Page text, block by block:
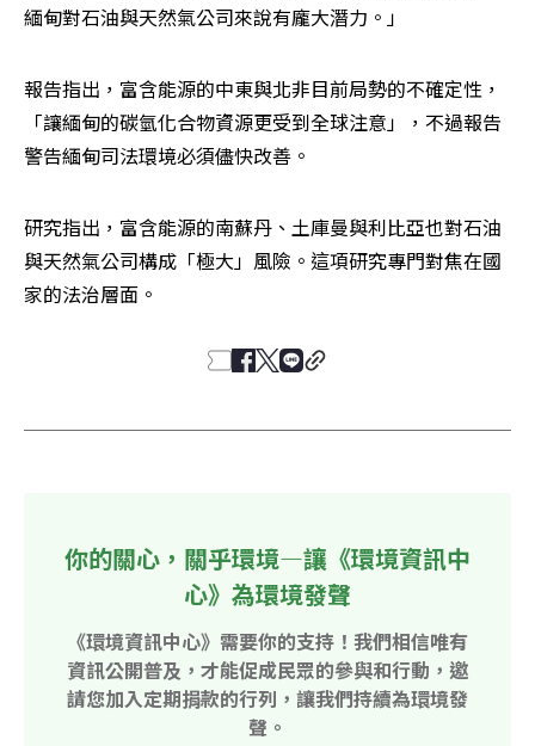
緬甸對石油與天然氣公司來說有龐大潛力。」
報告指出，富含能源的中東與北非目前局勢的不確定性，
「讓緬甸的碳氫化合物資源更受到全球注意」，不過報告
警告緬甸司法環境必須儘快改善。
研究指出，富含能源的南蘇丹、土庫曼與利比亞也對石油
與天然氣公司構成「極大」風險。這項研究專門對焦在國
家的法治層面。
你的關心，關乎環境—讓《環境資訊中
心》為環境發聲
《環境資訊中心》需要你的支持！我們相信唯有
資訊公開普及，才能促成民眾的參與和行動，邀
請您加入定期捐款的行列，讓我們持續為環境發
聲。